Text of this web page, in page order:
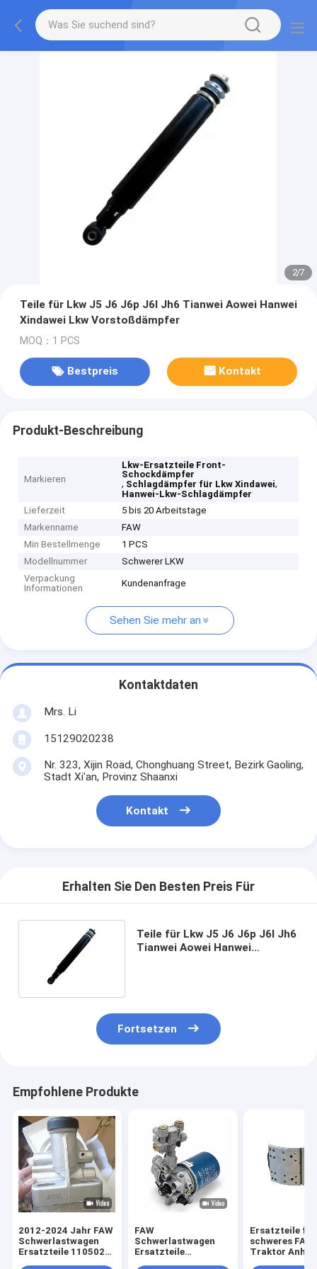
2/7
Teile für Lkw J5 J6 J6p J6l Jh6 Tianwei Aowei Hanwei
Xindawei Lkw Vorstoßdämpfer
MOQ：1 PCS
Bestpreis Kontakt
Produkt-Beschreibung
Markieren
Lkw-Ersatzteile Front-
Schockdämpfer
, Schlagdämpfer für Lkw Xindawei,
Hanwei-Lkw-Schlagdämpfer
Lieferzeit
5 bis 20 Arbeitstage
Markenname
FAW
Min Bestellmenge
1 PCS
Modellnummer
Schwerer LKW
Verpackung
Informationen
Kundenanfrage
Sehen Sie mehr an
Kontaktdaten
Mrs. Li
15129020238
Nr. 323, Xijin Road, Chonghuang Street, Bezirk Gaoling,
Stadt Xi'an, Provinz Shaanxi
Kontakt
Erhalten Sie Den Besten Preis Für
Teile für Lkw J5 J6 J6p J6l Jh6
Tianwei Aowei Hanwei
Fortsetzen
Empfohlene Produkte
2012-2024 Jahr FAW
Schwerlastwagen
Ersatzteile 1105020-
FAW
Schwerlastwagen
Ersatzteile
Ersatzteile für
schweres
Traktor